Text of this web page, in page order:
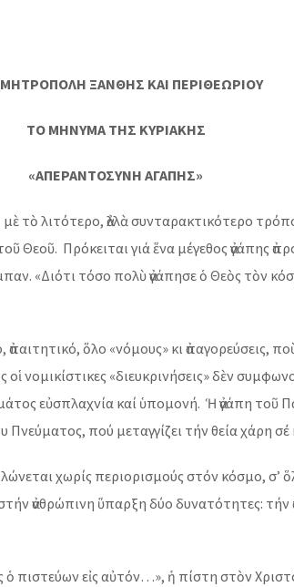
ΜΗΤΡΟΠΟΛΗ ΞΑΝΘΗΣ ΚΑΙ ΠΕΡΙΘΕΩΡΙΟΥ
ΤΟ ΜΗΝΥΜΑ ΤΗΣ ΚΥΡΙΑΚΗΣ
«ΑΠΕΡΑΝΤΟΣΥΝΗ ΑΓΑΠΗΣ»
μὲ τὸ λιτότερο, ἀλλὰ συνταρακτικότερο
Θεοῦ. Πρόκειται γιά ἕνα μέγεθος ἀγάπης
«Διότι τόσο πολὺ ἀγάπησε ὁ Θεὸς τὸν
ὅλο «νόμους» κι ἀπαγορεύσεις,
νομικίστικες «διευκρινήσεις» δὲν
εὐσπλαχνία καί ὑπομονή. Ἡ ἀγάπη τοῦ
πού μεταγγίζει τήν θεία χάρη
χωρίς περιορισμούς στόν κόσμο, σ’
ἀνθρώπινη ὕπαρξη δύο δυνατότητες: τήν
πιστεύων εἰς αὐτόν…», ἡ πίστη στὸν